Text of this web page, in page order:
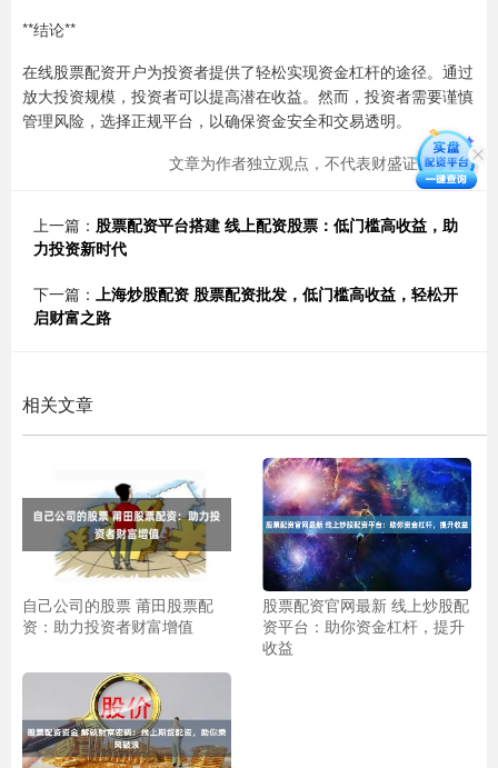
**结论**
在线股票配资开户为投资者提供了轻松实现资金杠杆的途径。通过
放大投资规模，投资者可以提高潜在收益。然而，投资者需要谨慎
管理风险，选择正规平台，以确保资金安全和交易透明。
文章为作者独立观点，不代表财盛证券观点
上一篇： 股票配资平台搭建 线上配资股票：低门槛高收益，助
力投资新时代
下一篇： 上海炒股配资 股票配资批发，低门槛高收益，轻松开
启财富之路
相关文章
自己公司的股票 莆田股票配
资：助力投资者财富增值
股票配资官网最新 线上炒股配
资平台：助你资金杠杆，提升
收益